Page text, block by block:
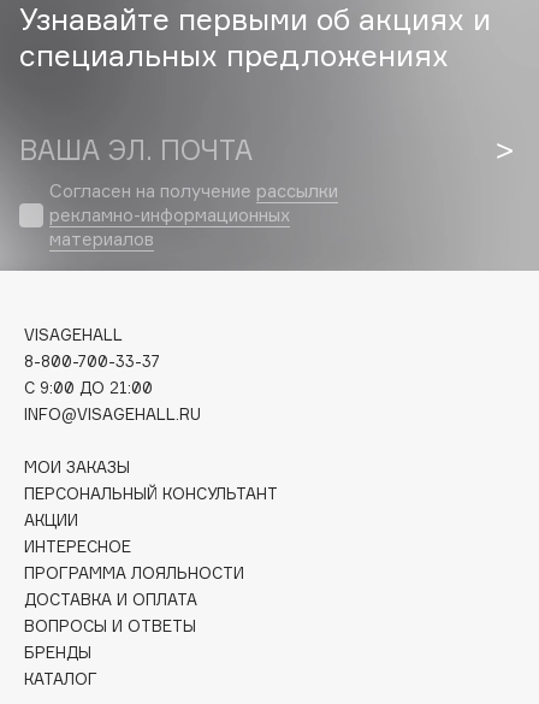
Carmex
Catrice
Celimax
Clarins
Clarins Precious
НОВИНКА
Clive Christian
Club De Nuit
Collagenina
Corimo
CosRX
Cottolina
Узнавайте первыми об акциях и
специальных предложениях
ВАША ЭЛ. ПОЧТА
Согласен на получение рассылки
рекламно-информационных
материалов
VISAGEHALL
8-800-700-33-37
C 9:00 ДО 21:00
INFO@VISAGEHALL.RU
МОИ ЗАКАЗЫ
ПЕРСОНАЛЬНЫЙ КОНСУЛЬТАНТ
АКЦИИ
ИНТЕРЕСНОЕ
ПРОГРАММА ЛОЯЛЬНОСТИ
ДОСТАВКА И ОПЛАТА
ВОПРОСЫ И ОТВЕТЫ
БРЕНДЫ
КАТАЛОГ